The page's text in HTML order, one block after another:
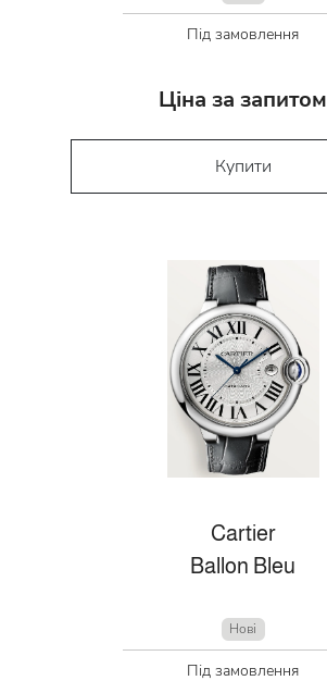
Під замовлення
Ціна за запитом
Купити
Cartier
Ballon Bleu
Нові
Під замовлення